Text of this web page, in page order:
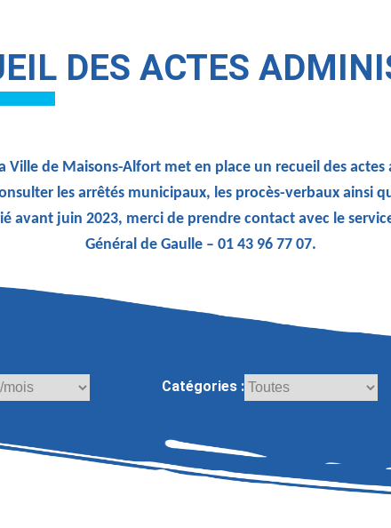
DES ACTES
de Maisons-Alfort met en place un recueil des
les arrêtés municipaux, les procès-verbaux ainsi
avant juin 2023, merci de prendre contact avec le
Général de Gaulle – 01 43 96 77 07.
Catégories :